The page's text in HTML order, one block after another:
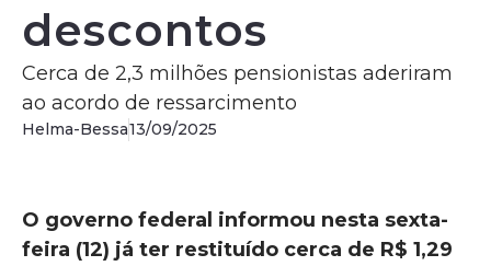
descontos
Cerca de 2,3 milhões pensionistas aderiram
ao acordo de ressarcimento
Helma-Bessa13/09/2025
O governo federal informou nesta sexta-
feira (12) já ter restituído cerca de R$ 1,29